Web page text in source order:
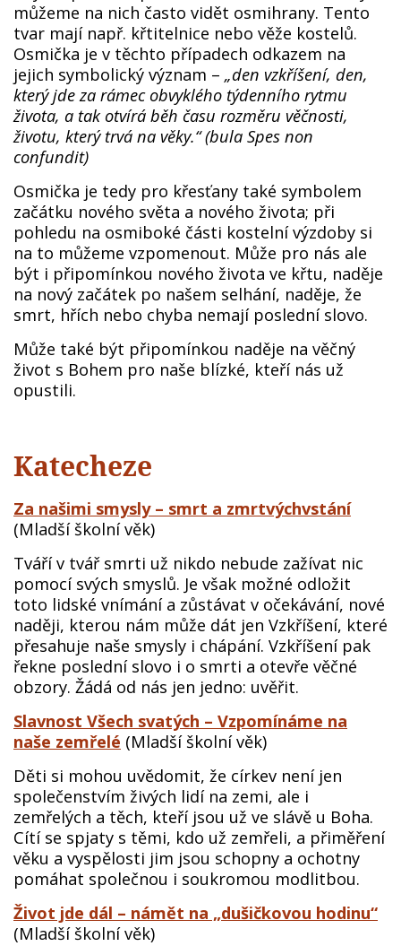
můžeme na nich často vidět osmihrany. Tento
tvar mají např. křtitelnice nebo věže kostelů.
Osmička je v těchto případech odkazem na
jejich symbolický význam – „den vzkříšení, den,
který jde za rámec obvyklého týdenního rytmu
života, a tak otvírá běh času rozměru věčnosti,
životu, který trvá na věky.“ (bula Spes non
confundit)
Osmička je tedy pro křesťany také symbolem
začátku nového světa a nového života; při
pohledu na osmiboké části kostelní výzdoby si
na to můžeme vzpomenout. Může pro nás ale
být i připomínkou nového života ve křtu, naděje
na nový začátek po našem selhání, naděje, že
smrt, hřích nebo chyba nemají poslední slovo.
Může také být připomínkou naděje na věčný
život s Bohem pro naše blízké, kteří nás už
opustili.
Katecheze
Za našimi smysly – smrt a zmrtvýchvstání
(Mladší školní věk)
Tváří v tvář smrti už nikdo nebude zažívat nic
pomocí svých smyslů. Je však možné odložit
toto lidské vnímání a zůstávat v očekávání, nové
naději, kterou nám může dát jen Vzkříšení, které
přesahuje naše smysly i chápání. Vzkříšení pak
řekne poslední slovo i o smrti a otevře věčné
obzory. Žádá od nás jen jedno: uvěřit.
Slavnost Všech svatých – Vzpomínáme na
naše zemřelé (Mladší školní věk)
Děti si mohou uvědomit, že církev není jen
společenstvím živých lidí na zemi, ale i
zemřelých a těch, kteří jsou už ve slávě u Boha.
Cítí se spjaty s těmi, kdo už zemřeli, a přiměření
věku a vyspělosti jim jsou schopny a ochotny
pomáhat společnou i soukromou modlitbou.
Život jde dál – námět na „dušičkovou hodinu“
(Mladší školní věk)